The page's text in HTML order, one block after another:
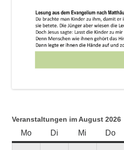
Veranstaltungen im August 2026
MoMontag
Di Dienstag
Mi Mittwoch
Do